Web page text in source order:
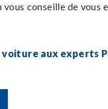
conseille de
aux experts